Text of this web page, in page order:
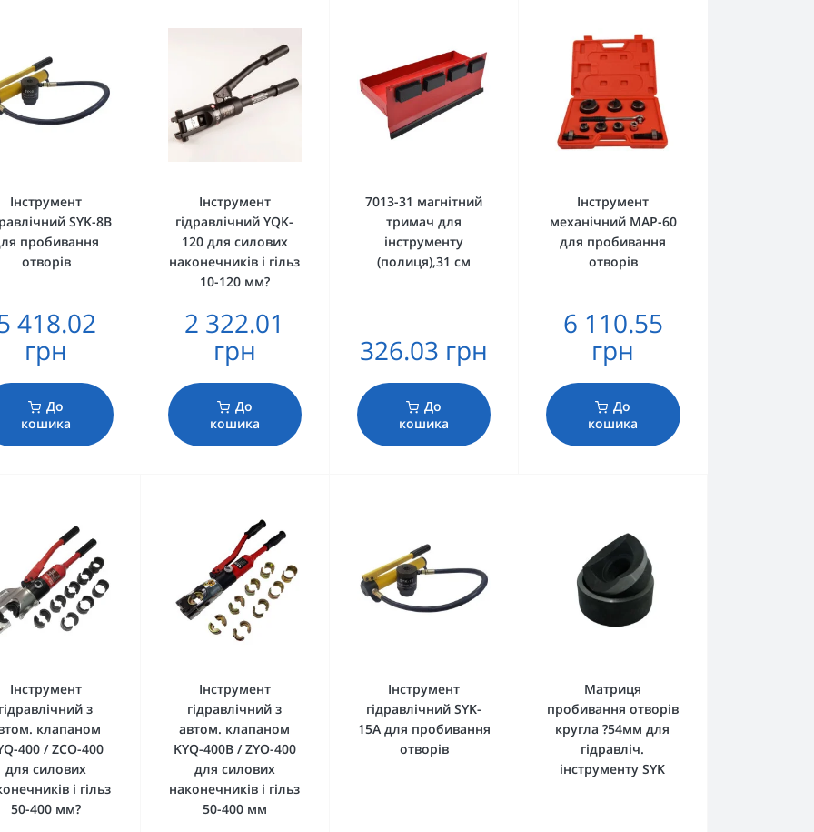
Інструмент
SYK-8B
пробивання
отворів
418.02
грн
До
кошика
Інструмент
гідравлічний YQK-
120 для силових
наконечників і гільз
10-120 мм?
2 322.01
грн
До
кошика
7013-31 магнітний
тримач для
інструменту
(полиця),31 см
326.03 грн
До
кошика
Інструмент
механічний MAP-60
для пробивання
отворів
6 110.55
грн
До
кошика
Інструмент
з
клапаном
400 / ZCO-400
для силових
і гільз
50-400 мм?
Інструмент
гідравлічний з
автом. клапаном
KYQ-400B / ZYO-400
для силових
наконечників і гільз
50-400 мм
Інструмент
гідравлічний SYK-
15А для пробивання
отворів
Матриця
пробивання отворів
кругла ?54мм для
гідравліч.
інструменту SYK